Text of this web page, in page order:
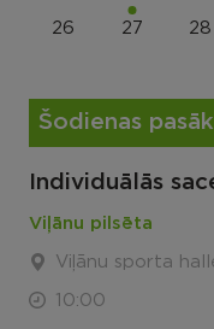
26 27 28
Šodienas
Individuālās
Viļānu pilsēta
Viļānu sporta
10:00